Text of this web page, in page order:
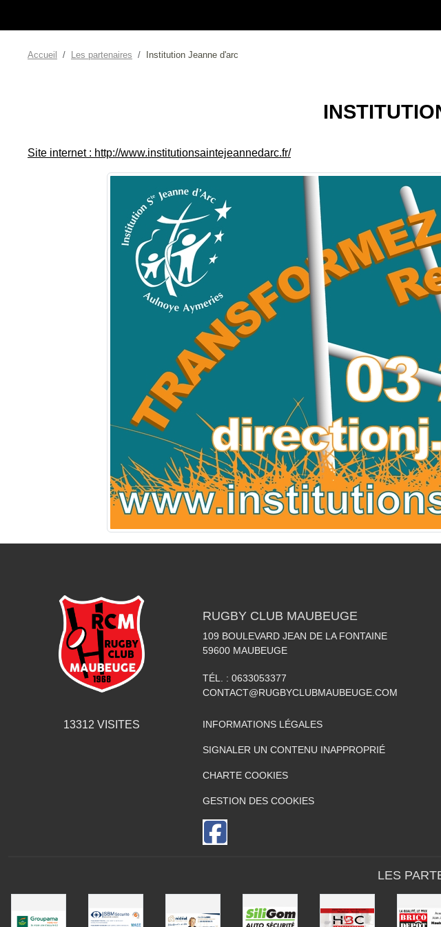
Accueil Les partenaires Institution Jeanne d'arc
Site internet : http://www.institutionsaintejeannedarc.fr/
13312 VISITES
RUGBY CLUB MAUBEUGE
109 BOULEVARD JEAN DE LA FONTAINE
59600 MAUBEUGE
TÉL. : 0633053377
CONTACT@RUGBYCLUBMAUBEUGE.COM
INFORMATIONS LÉGALES
SIGNALER UN CONTENU INAPPROPRIÉ
CHARTE COOKIES
GESTION DES COOKIES
LES